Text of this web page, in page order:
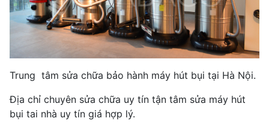
Trung tâm sửa chữa bảo hành máy hút bụi tại Hà Nội.
Địa chỉ chuyên sửa chữa uy tín tận tâm sửa máy hút
bụi tai nhà uy tín giá hợp lý.